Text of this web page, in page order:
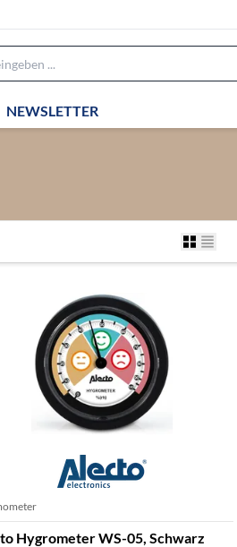
NEWSLETTER
Hygrometer WS-05, Schwarz